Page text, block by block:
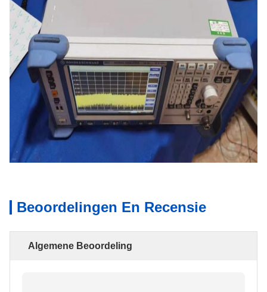
Beoordelingen En Recensie
Algemene Beoordeling